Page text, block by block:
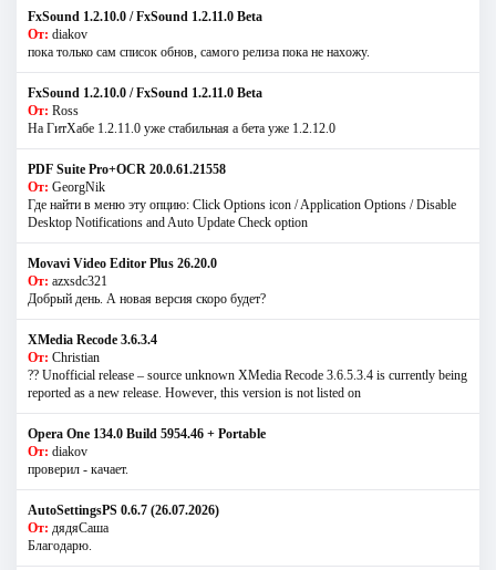
FxSound 1.2.10.0 / FxSound 1.2.11.0 Beta
От: diakov
пока только сам список обнов, самого релиза пока не нахожу.
FxSound 1.2.10.0 / FxSound 1.2.11.0 Beta
От: Ross
На ГитХабе 1.2.11.0 уже стабильная а бета уже 1.2.12.0
PDF Suite Pro+OCR 20.0.61.21558
От: GeorgNik
Где найти в меню эту опцию: Click Options icon / Application Options / Disable
Desktop Notifications and Auto Update Check option
Movavi Video Editor Plus 26.20.0
От: azxsdc321
Добрый день. А новая версия скоро будет?
XMedia Recode 3.6.3.4
От: Christian
?? Unofficial release – source unknown XMedia Recode 3.6.5.3.4 is currently being
reported as a new release. However, this version is not listed on
Opera One 134.0 Build 5954.46 + Portable
От: diakov
проверил - качает.
AutoSettingsPS 0.6.7 (26.07.2026)
От: дядяСаша
Благодарю.